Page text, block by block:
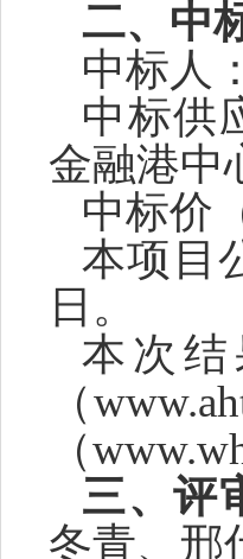
二、 中
中标人
中标供
金融港中
中标价
本项目
日。
本次
（
（
三、评
冬青、邢